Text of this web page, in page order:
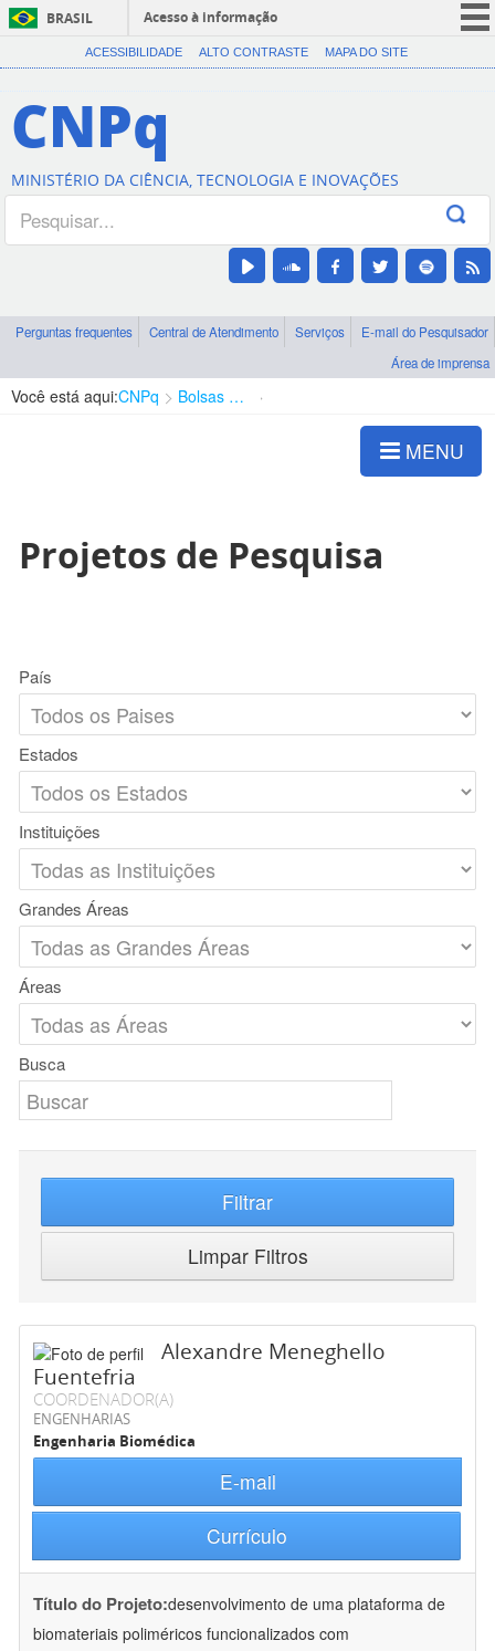
BRASIL
Acesso à informação
CORONAVÍRUS (COVID-19)
Canais
ACESSIBILIDADE ALTO CONTRASTE MAPA DO SITE
CNPq
MINISTÉRIO DA CIÊNCIA, TECNOLOGIA E INOVAÇÕES
Perguntas frequentes Central de Atendimento Serviços
E-mail do Pesquisador
Área de imprensa
Você está aqui:CNPq Bolsas e Auxílios Vigentes
MENU
Projetos de Pesquisa
País
Estados
Instituições
Grandes Áreas
Áreas
Busca
Filtrar
Limpar Filtros
Alexandre Meneghello
Fuentefria
COORDENADOR(A)
ENGENHARIAS
Engenharia Biomédica
E-mail
Currículo
Título do Projeto:desenvolvimento de uma plataforma de
biomateriais poliméricos funcionalizados com